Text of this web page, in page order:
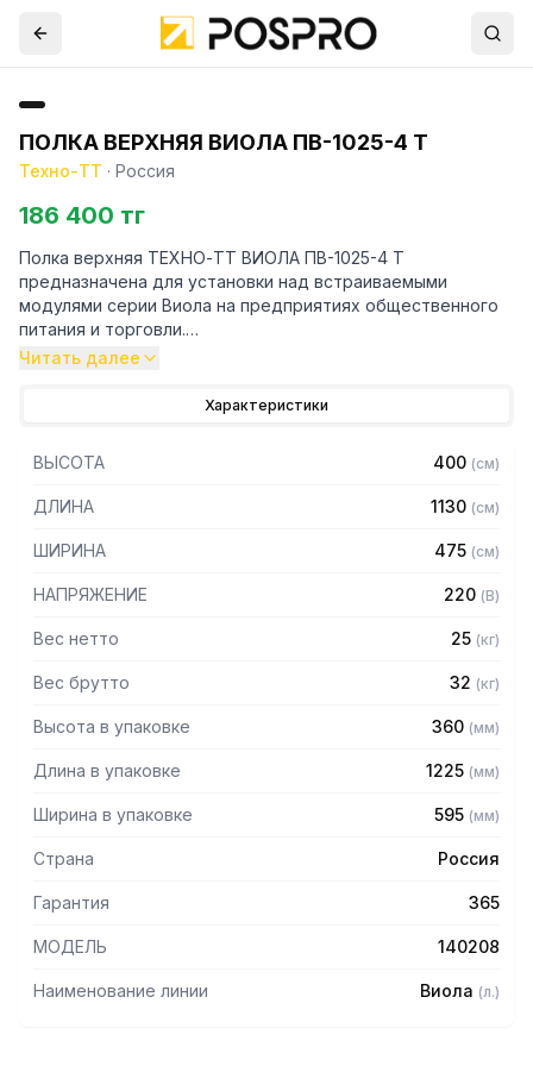
ПОЛКА ВЕРХНЯЯ ВИОЛА ПВ-1025-4 Т
Техно-ТТ · Россия
186 400 тг
Полка верхняя ТЕХНО-ТТ ВИОЛА ПВ-1025-4 Т
предназначена для установки над встраиваемыми
модулями серии Виола на предприятиях общественного
питания и торговли.
образная
— Теплый свет, мощность 13Вт
— Поставляется в разобранном виде
— Скрытый монтаж
Читать далее
Характеристики
ВЫСОТА 400 (см)
ДЛИНА 1130 (см)
ШИРИНА 475 (см)
НАПРЯЖЕНИЕ 220 (В)
Вес нетто 25 (кг)
Вес брутто 32 (кг)
Высота в упаковке 360 (мм)
Длина в упаковке 1225 (мм)
Ширина в упаковке 595 (мм)
Страна Россия
Гарантия 365
МОДЕЛЬ 140208
Наименование линии Виола (л.)